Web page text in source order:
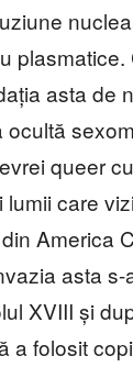
plasmatice.
asta de
queer
lumii care
America
asta
XVIII și
a folosit